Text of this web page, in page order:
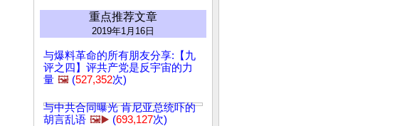
重点推荐文章
2019年1月16日
与爆料革命的所有朋友分享:【九
评之四】评共产党是反宇宙的力
量 🖼️ (527,352次)
与中共合同曝光 肯尼亚总统吓的
胡言乱语 🖼️▶️ (693,127次)